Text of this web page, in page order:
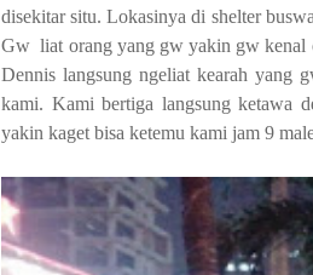
disekitar situ. Lokasinya di shelter
Gw liat orang yang gw yakin gw
Dennis langsung ngeliat kearah yang
kami. Kami bertiga langsung ketawa
yakin kaget bisa ketemu kami jam 9